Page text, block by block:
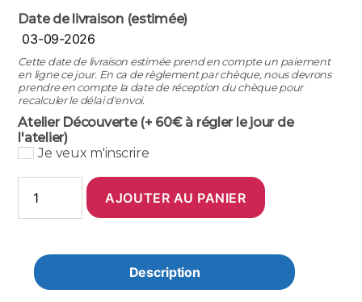
Date de livraison (estimée)
Cette date de livraison estimée prend en compte un paiement
en ligne ce jour. En ca de règlement par chèque, nous devrons
prendre en compte la date de réception du chèque pour
recalculer le délai d'envoi.
Atelier Découverte (+ 60€ à régler le jour de
l'atelier)
Je veux m'inscrire
Basket
Koï
AJOUTER AU PANIER
Description